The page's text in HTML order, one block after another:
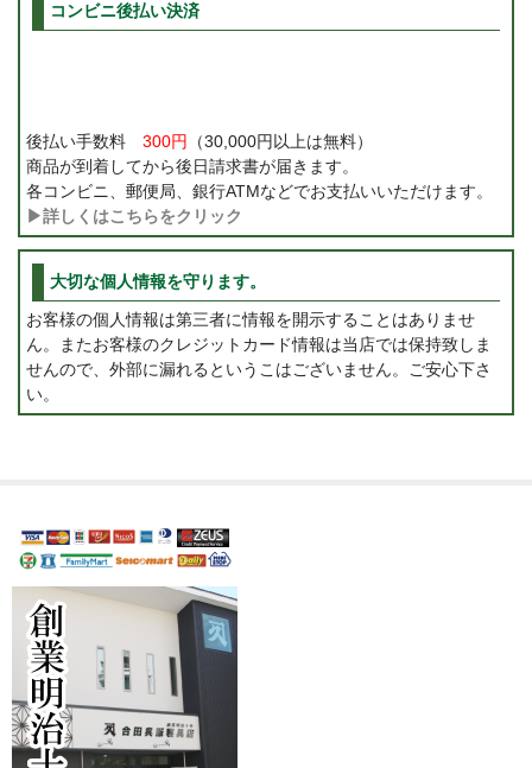
コンビニ後払い決済
後払い手数料 300円
（30,000円以上は無料）
商品が到着してから後日請求書が届きます。
各コンビニ、郵便局、銀行ATMなどでお支払いいただけます。
▶詳しくはこちらをクリック
大切な個人情報を守ります。
お客様の個人情報は第三者に情報を開示することはありませ
ん。またお客様のクレジットカード情報は当店では保持致しま
せんので、外部に漏れるというこはございません。ご安心下さ
い。